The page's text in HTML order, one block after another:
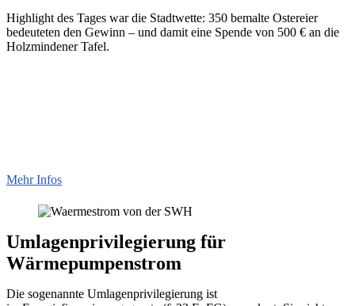
Highlight des Tages war die Stadtwette: 350 bemalte Ostereier
bedeuteten den Gewinn – und damit eine Spende von 500 € an die
Holzmindener Tafel.
Mehr Infos
Umlagenprivilegierung für
Wärmepumpenstrom
Die sogenannte Umlagenprivilegierung ist